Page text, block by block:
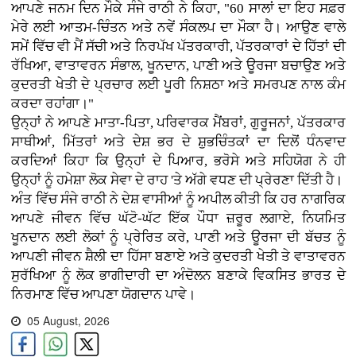
ਆਪਣੇ ਜਨਮ ਦਿਨ ਮੌਕੇ ਸੰਜੇ ਰਾਠੀ ਨੇ ਕਿਹਾ, "60 ਸਾਲਾਂ ਦਾ ਇਹ ਸਫ਼ਰ
ਮੇਰੇ ਲਈ ਆਤਮ-ਚਿੰਤਨ ਅਤੇ ਨਵੇਂ ਸੰਕਲਪ ਦਾ ਮੌਕਾ ਹੈ। ਆਉਣ ਵਾਲੇ
ਸਮੇਂ ਵਿੱਚ ਵੀ ਮੈਂ ਸੱਚੀ ਅਤੇ ਨਿਰਪੱਖ ਪੱਤਰਕਾਰੀ, ਪੱਤਰਕਾਰਾਂ ਦੇ ਹਿੱਤਾਂ ਦੀ
ਰੱਖਿਆ, ਵਾਤਾਵਰਨ ਸੰਭਾਲ, ਖੂਨਦਾਨ, ਪਾਣੀ ਅਤੇ ਊਰਜਾ ਬਚਾਉਣ ਅਤੇ
ਕੁਦਰਤੀ ਖੇਤੀ ਦੇ ਪ੍ਰਚਾਰ ਲਈ ਪੂਰੀ ਨਿਸ਼ਠਾ ਅਤੇ ਸਮਰਪਣ ਨਾਲ ਕੰਮ
ਕਰਦਾ ਰਹਾਂਗਾ।"
ਉਨ੍ਹਾਂ ਨੇ ਆਪਣੇ ਮਾਤਾ-ਪਿਤਾ, ਪਰਿਵਾਰਕ ਮੈਂਬਰਾਂ, ਗੁਰੂਜਨਾਂ, ਪੱਤਰਕਾਰ
ਸਾਥੀਆਂ, ਮਿੱਤਰਾਂ ਅਤੇ ਦੇਸ਼ ਭਰ ਦੇ ਸ਼ੁਭਚਿੰਤਕਾਂ ਦਾ ਦਿਲੋਂ ਧੰਨਵਾਦ
ਕਰਦਿਆਂ ਕਿਹਾ ਕਿ ਉਨ੍ਹਾਂ ਦੇ ਪਿਆਰ, ਭਰੋਸੇ ਅਤੇ ਸਹਿਯੋਗ ਨੇ ਹੀ
ਉਨ੍ਹਾਂ ਨੂੰ ਹਮੇਸ਼ਾ ਲੋਕ ਸੇਵਾ ਦੇ ਰਾਹ 'ਤੇ ਅੱਗੇ ਵਧਣ ਦੀ ਪ੍ਰੇਰਣਾ ਦਿੱਤੀ ਹੈ।
ਅੰਤ ਵਿੱਚ ਸੰਜੇ ਰਾਠੀ ਨੇ ਦੇਸ਼ ਵਾਸੀਆਂ ਨੂੰ ਅਪੀਲ ਕੀਤੀ ਕਿ ਹਰ ਨਾਗਰਿਕ
ਆਪਣੇ ਜੀਵਨ ਵਿੱਚ ਘੱਟੋ-ਘੱਟ ਇੱਕ ਪੌਧਾ ਜ਼ਰੂਰ ਲਗਾਏ, ਨਿਯਮਿਤ
ਖੂਨਦਾਨ ਲਈ ਲੋਕਾਂ ਨੂੰ ਪ੍ਰੇਰਿਤ ਕਰੇ, ਪਾਣੀ ਅਤੇ ਊਰਜਾ ਦੀ ਬੱਚਤ ਨੂੰ
ਆਪਣੀ ਜੀਵਨ ਸ਼ੈਲੀ ਦਾ ਹਿੱਸਾ ਬਣਾਏ ਅਤੇ ਕੁਦਰਤੀ ਖੇਤੀ ਤੇ ਵਾਤਾਵਰਨ
ਸੁਰੱਖਿਆ ਨੂੰ ਲੋਕ ਭਾਗੀਦਾਰੀ ਦਾ ਅੰਦੋਲਨ ਬਣਾਕੇ ਵਿਕਸਿਤ ਭਾਰਤ ਦੇ
ਨਿਰਮਾਣ ਵਿੱਚ ਆਪਣਾ ਯੋਗਦਾਨ ਪਾਵੇ।
05 August, 2026